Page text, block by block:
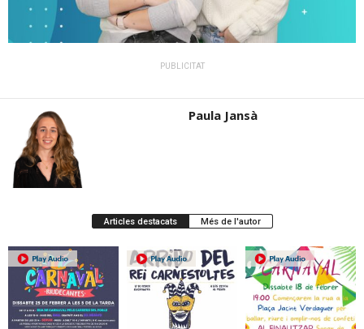
PUBLICITAT
Paula Jansà
Articles destacats Més de l'autor